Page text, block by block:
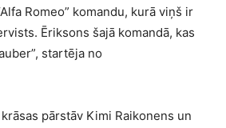
Romeo” komandu, kurā viņš ir
Ēriksons šajā komandā, kas
startēja no
pārstāv Kimi Raikonens un